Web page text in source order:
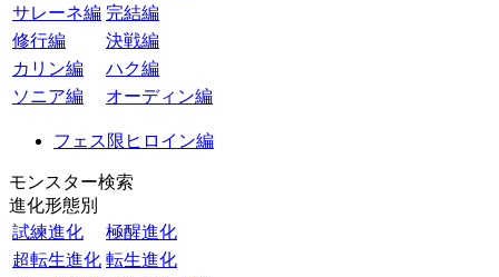
サレーネ編 完結編
修行編
決戦編
カリン編
ハク編
ソニア編
オーディン編
フェス限ヒロイン編
モンスター検索
進化形態別
試練進化
極醒進化
超転生進化 転生進化